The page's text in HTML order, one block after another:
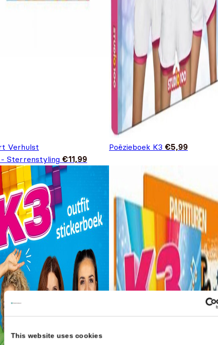
This website uses cookies
Verhulst
Sterrenstyling €11,99
Poëzieboek K3 €5,99